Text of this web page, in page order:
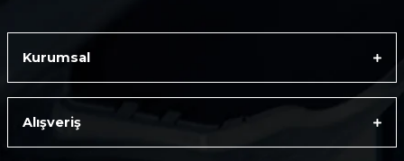
Kurumsal
Alışveriş